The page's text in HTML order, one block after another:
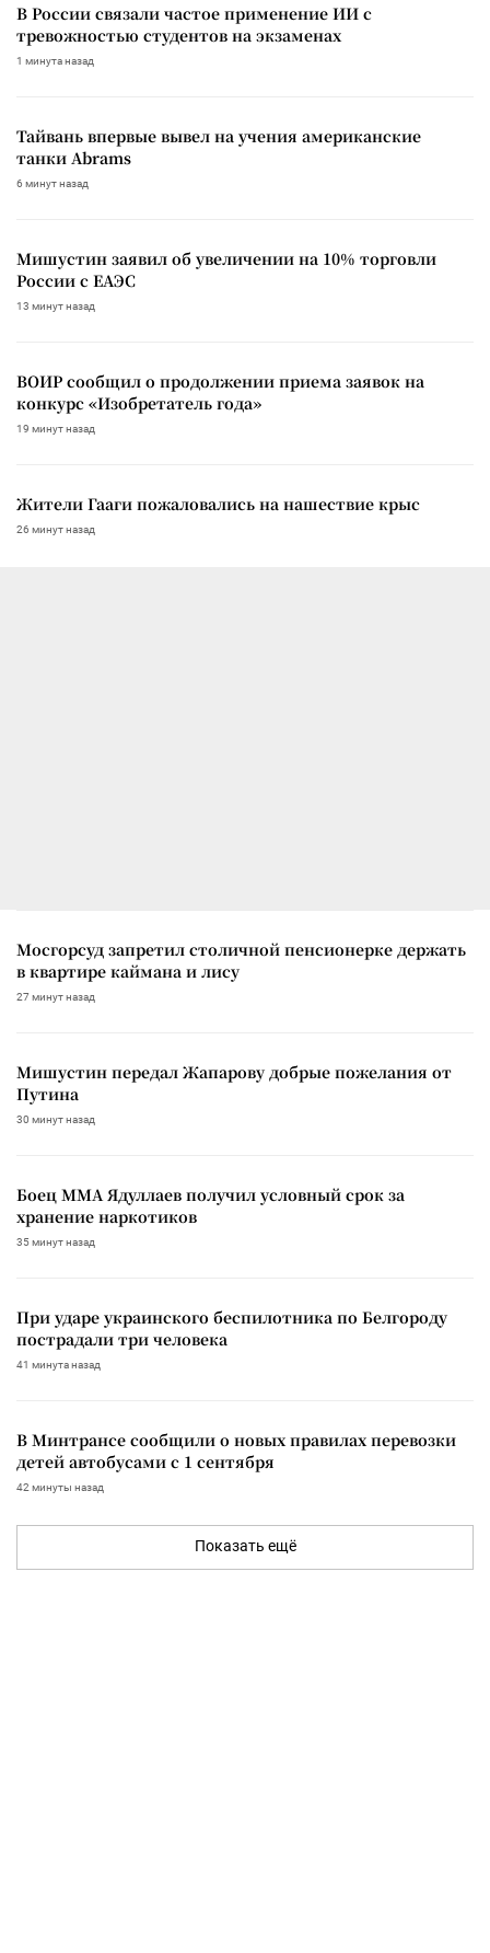
В России связали частое применение ИИ с
тревожностью студентов на экзаменах
1 минута назад
Тайвань впервые вывел на учения американские
танки Abrams
6 минут назад
Мишустин заявил об увеличении на 10% торговли
России с ЕАЭС
13 минут назад
ВОИР сообщил о продолжении приема заявок на
конкурс «Изобретатель года»
19 минут назад
Жители Гааги пожаловались на нашествие крыс
26 минут назад
Мосгорсуд запретил столичной пенсионерке держать
в квартире каймана и лису
27 минут назад
Мишустин передал Жапарову добрые пожелания от
Путина
30 минут назад
Боец ММА Ядуллаев получил условный срок за
хранение наркотиков
35 минут назад
При ударе украинского беспилотника по Белгороду
пострадали три человека
41 минута назад
В Минтрансе сообщили о новых правилах перевозки
детей автобусами с 1 сентября
42 минуты назад
Показать ещё